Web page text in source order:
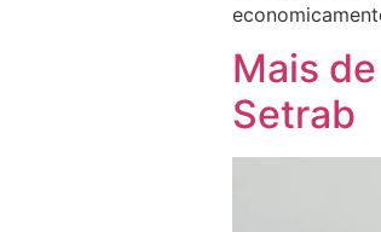
Mais
Setrab